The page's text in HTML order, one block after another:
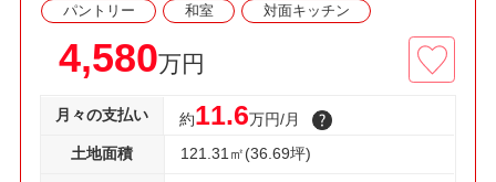
パントリー
和室 対面キッチン
4,580万円
月々の支払い 約11.6万円/月
土地面積 121.31㎡(36.69坪)